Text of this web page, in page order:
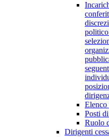
politico
Elenco
Posti
Ruolo
Dirigenti